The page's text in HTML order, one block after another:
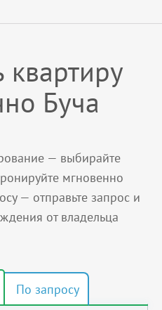
квартиру
Буча
— выбирайте
мгновенно
— отправьте запрос и
от владельца